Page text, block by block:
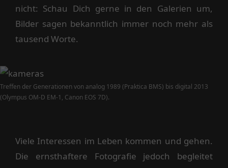
nicht: Schau Dich gerne in den Galerien um,
Bilder sagen bekanntlich immer noch mehr als
tausend Worte.
Treffen der Generationen von analog 1989 (Praktica BMS) bis digital 2013
(Olympus OM-D EM-1, Canon EOS 7D).
Viele Interessen im Leben kommen und gehen.
Die ernsthaftere Fotografie jedoch begleitet